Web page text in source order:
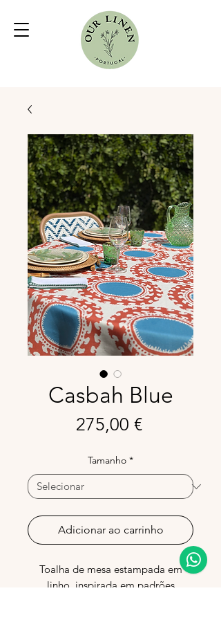
Casbah Blue
275,00 €Preço
Tamanho *
Adicionar ao carrinho
Toalha de mesa estampada em
linho, inspirada em padrões